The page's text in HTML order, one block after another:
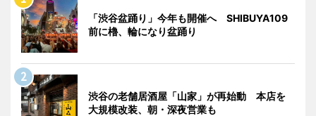
「渋谷盆踊り」今年も開催へ SHIBUYA109
前に櫓、輪になり盆踊り
渋谷の老舗居酒屋「山家」が再始動 本店を
大規模改装、朝・深夜営業も